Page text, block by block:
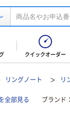
クイックオーダー
リングノート リ
全部見る ブランド